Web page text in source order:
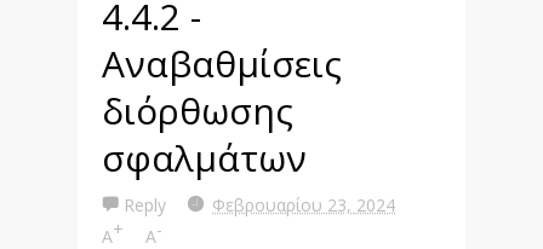
4.4.2 -
Αναβαθμίσεις
διόρθωσης
σφαλμάτων
Reply
Φεβρουαρίου 23, 2024
A+ A-